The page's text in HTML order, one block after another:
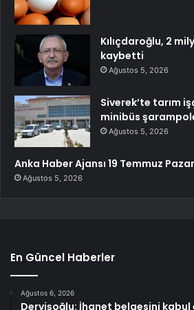
Kılıçdaroğlu, 2
kaybetti
Ağustos 5, 2026
Siverek’te tarım
minibüs
Ağustos 5, 2026
Anka Haber Ajansı 19 Temmuz
Ağustos 5, 2026
En Güncel Haberler
Ağustos 6, 2026
Dervişoğlu: İhanet belgesini